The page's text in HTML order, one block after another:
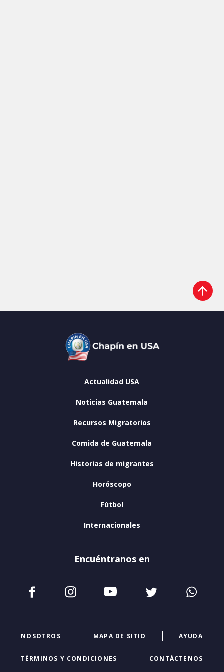
Actualidad USA
Noticias Guatemala
Recursos Migratorios
Comida de Guatemala
Historias de migrantes
Horóscopo
Fútbol
Internacionales
Encuéntranos en
NOSOTROS MAPA DE SITIO AYUDA
TÉRMINOS Y CONDICIONES CONTÁCTENOS